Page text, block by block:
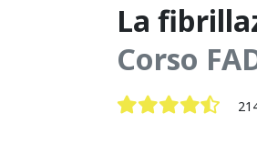
La
Corso